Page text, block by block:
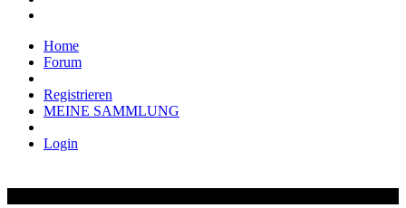
Home
Forum
Registrieren
MEINE SAMMLUNG
Login